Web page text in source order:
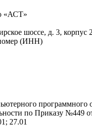
«АСТ»
шоссе, д. 3, корпус
(ИНН)
программного
по Приказу №449
27.01